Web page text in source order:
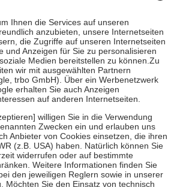
Es sind jedoch nie mehr als die tatsächlichen
entrichten.
auch für Online-Apotheken.
Krankenpflege beträgt die
der Kosten sowie zehn Euro je
Versicherten für ihre eigene Gesundheit zu
Stellung der Familie zu unterstützen,
an bei:
bis zum vollendeten 18. Lebensjahr
und Früherkennung, die von der